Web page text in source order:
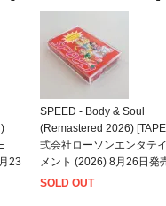
23
SPEED - Body & Soul
(Remastered 2026)
式会社ローソンエンタテ
メント (2026) 8月26日発
SOLD OUT